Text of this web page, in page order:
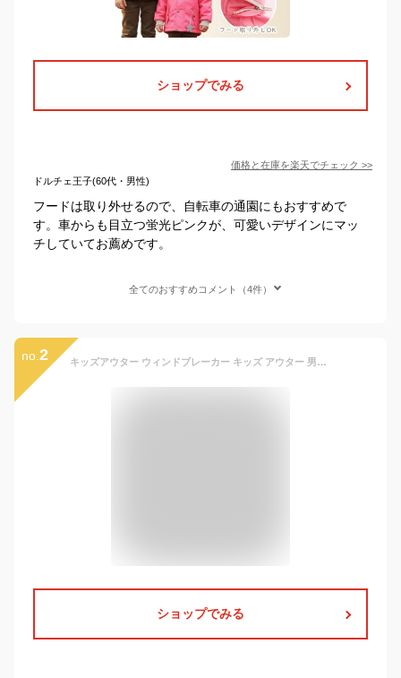
ショップでみる
価格と在庫を楽天でチェック >>
ドルチェ王子(60代・男性)
フードは取り外せるので、自転車の通園にもおすすめで
す。車からも目立つ蛍光ピンクが、可愛いデザインにマッ
チしていてお薦めです。
全てのおすすめコメント（4件）
no. 2 キッズアウター ウィンドブレーカー キッズ アウター 男の子 男の子アウター 女の子アウター キッズコート マウンテンパーカー
ショップでみる